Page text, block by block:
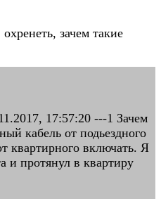
зачем такие
17:57:20 ---1 Зачем
кабель от подьездного
включать. Я
и протянул в квартиру